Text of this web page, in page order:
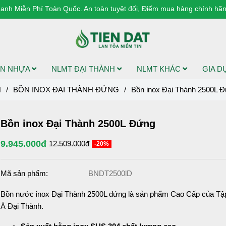
Miễn Phí Toàn Quốc. An toàn tuyệt đối, Điểm mua hàng chính
NHỰA NLMT ĐẠI THÀNH NLMT KHÁC GIA
/ BỒN INOX ĐẠI THÀNH ĐỨNG / Bồn inox Đại Thành 2500L
Bồn inox Đại Thành 2500L Đứng
9.945.000đ 12.509.000đ -20%
Mã sản phẩm: BNDT2500lD
Bồn nước inox Đại Thành 2500L đứng là sản phẩm Cao Cấp của
Á Đại Thành.